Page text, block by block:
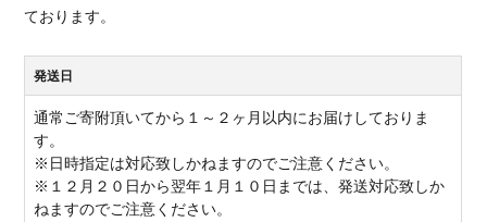
ております。
発送日
通常ご寄附頂いてから１～２ヶ月以内にお届けしておりま
す。
※日時指定は対応致しかねますのでご注意ください。
※１２月２０日から翌年１月１０日までは、発送対応致しか
ねますのでご注意ください。